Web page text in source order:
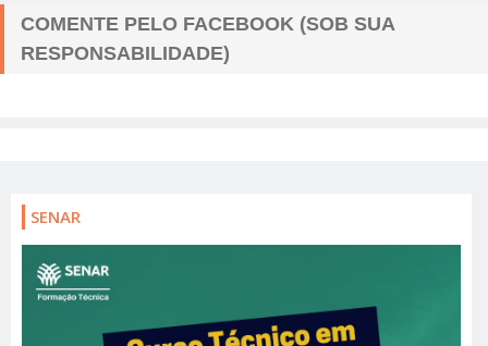
COMENTE PELO FACEBOOK (SOB SUA
RESPONSABILIDADE)
SENAR